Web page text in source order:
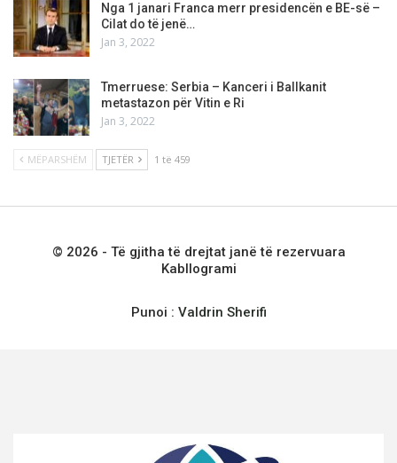
Nga 1 janari Franca merr presidencën e BE-së –
Cilat do të jenë…
Jan 3, 2022
Tmerruese: Serbia – Kanceri i Ballkanit
metastazon për Vitin e Ri
Jan 3, 2022
MËPARSHËM TJETËR 1 të 459
© 2026 - Të gjitha të drejtat janë të rezervuara
Kabllogrami
Punoi : Valdrin Sherifi